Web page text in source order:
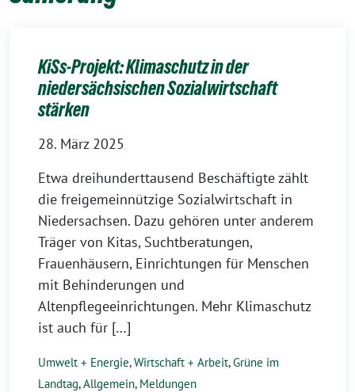
KiSs-Projekt: Klimaschutz in der
niedersächsischen Sozialwirtschaft
stärken
28. März 2025
Etwa dreihunderttausend Beschäftigte zählt
die freigemeinnützige Sozialwirtschaft in
Niedersachsen. Dazu gehören unter anderem
Träger von Kitas, Suchtberatungen,
Frauenhäusern, Einrichtungen für Menschen
mit Behinderungen und
Altenpflegeeinrichtungen. Mehr Klimaschutz
ist auch für […]
Umwelt + Energie,Wirtschaft + Arbeit,Grüne im
Landtag,Allgemein, Meldungen